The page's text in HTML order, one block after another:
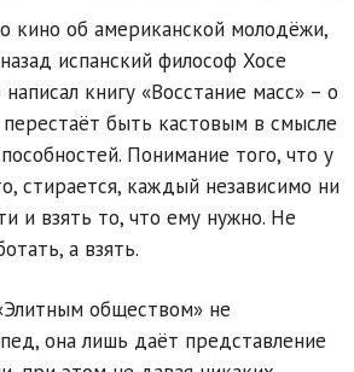
кино об американской молодёжи,
испанский философ Хосе
книгу «Восстание масс» – о
быть кастовым в смысле
Понимание того, что у
стирается, каждый независимо ни
и взять то, что ему нужно. Не
а взять.
обществом» не
она лишь даёт представление